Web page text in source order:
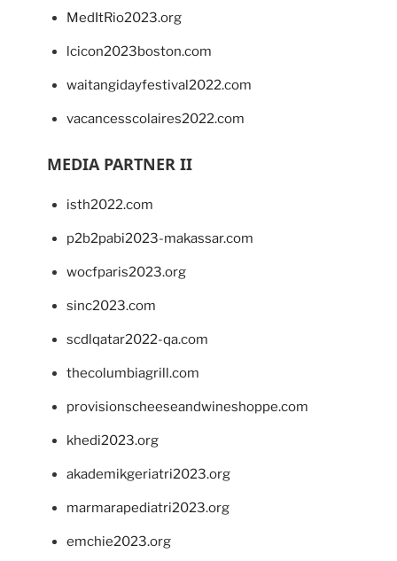
MedItRio2023.org
lcicon2023boston.com
waitangidayfestival2022.com
vacancesscolaires2022.com
MEDIA PARTNER II
isth2022.com
p2b2pabi2023-makassar.com
wocfparis2023.org
sinc2023.com
scdlqatar2022-qa.com
thecolumbiagrill.com
provisionscheeseandwineshoppe.com
khedi2023.org
akademikgeriatri2023.org
marmarapediatri2023.org
emchie2023.org